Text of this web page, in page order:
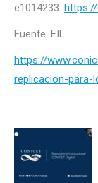
e1014233. https://
Fuente: FIL
https://
replicacion-para-